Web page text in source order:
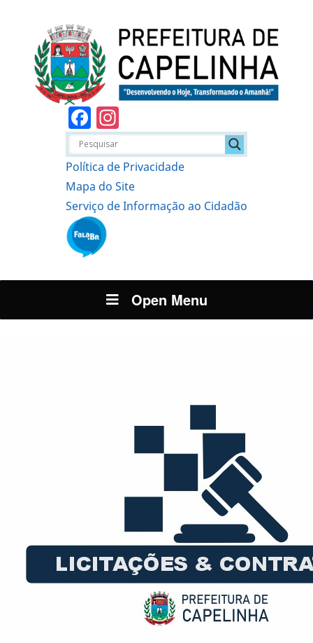
Facebook
Política de Privacidade
Mapa do Site
Serviço de Informação ao Cidadão
Open Menu